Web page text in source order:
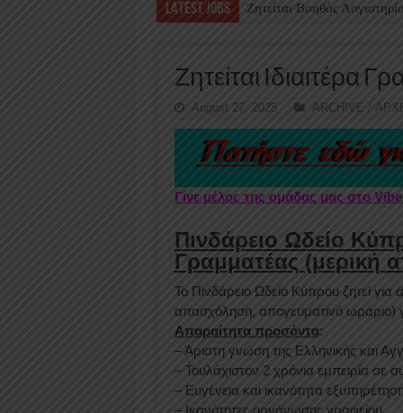
LATEST JOBS Ζητείται Βοηθός
Ζητείται Ιδιαιτέρα
August 27, 2025 ARCHIVE /
Γίνε μέλος της ομάδας μας στο
Πινδάρειο Ωδείο
Γραμματέας (μερική
Το Πινδάρειο Ωδείο Κύπρου ζητεί
απασχόληση, απογευματινό ωράριο)
Απαραίτητα προσόντα:
– Άριστη γνώση της Ελληνικής και
– Τουλάχιστον 2 χρόνια εμπειρία σε
– Ευγένεια και ικανότητα
– Ικανότητες οργάνωσης γραφείου